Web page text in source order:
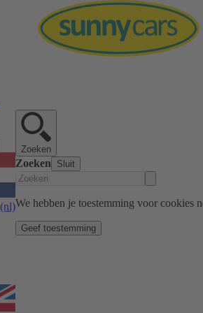
(nl)
Zoeken
Zoeken Sluit
We hebben je toestemming voor cookies
Geef toestemming